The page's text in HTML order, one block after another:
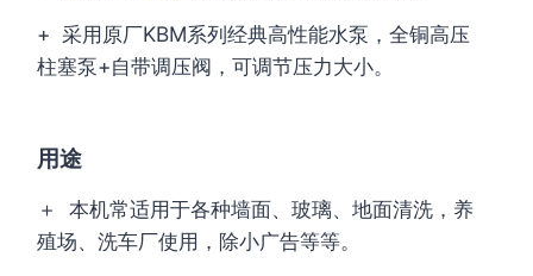
+ 采用原厂KBM系列经典高性能水泵，全铜高压
柱塞泵+自带调压阀，可调节压力大小。
用途
＋ 本机常适用于各种墙面、玻璃、地面清洗，养
殖场、洗车厂使用，除小广告等等。